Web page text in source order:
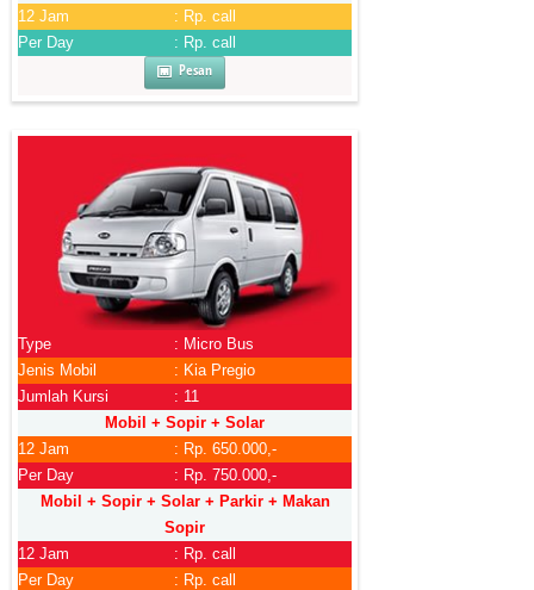
12 Jam
: Rp. call
Per Day
: Rp. call
Pesan
Type
: Micro Bus
Jenis Mobil
: Kia Pregio
Jumlah Kursi
: 11
Mobil + Sopir + Solar
12 Jam
: Rp. 650.000,-
Per Day
: Rp. 750.000,-
Mobil + Sopir + Solar + Parkir + Makan
Sopir
12 Jam
: Rp. call
Per Day
: Rp. call